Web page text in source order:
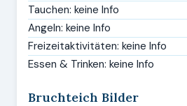
Tauchen: keine Info
Angeln: keine Info
Freizeitaktivitäten: keine Info
Essen & Trinken: keine Info
Bruchteich Bilder